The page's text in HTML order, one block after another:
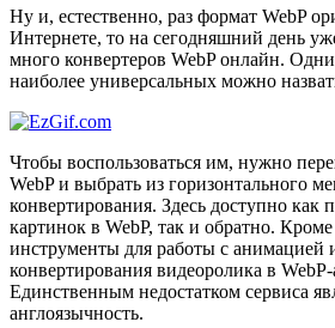
Ну и, естественно, раз формат WebP
Интернете, то на сегодняшний день
много конвертеров WebP онлайн.
наиболее универсальных можно
Чтобы воспользоваться им, нужно
WebP и выбрать из горизонтального
конвертирования. Здесь доступно как
картинок в WebP, так и обратно.
инструменты для работы с анимацией
конвертирования видеоролика в
Единственным недостатком сервиса
англоязычность.